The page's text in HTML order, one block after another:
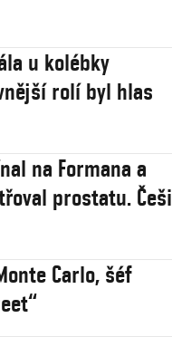
u kolébky
rolí byl hlas
na Formana a
prostatu. Češi
Carlo, šéf